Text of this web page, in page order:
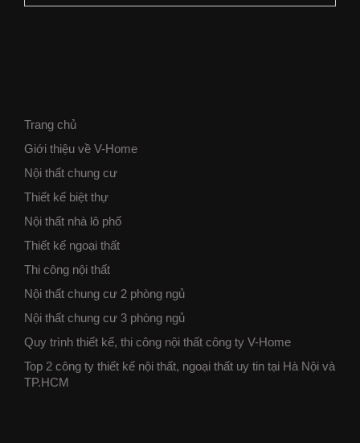
Trang chủ
Giới thiệu về V-Home
Nội thất chung cư
Thiết kế biệt thự
Nội thất nhà lô phố
Thiết kế ngoại thất
Thi công nội thất
Nội thất chung cư 2 phòng ngủ
Nội thất chung cư 3 phòng ngủ
Quy trình thiết kế, thi công nội thất công ty V-Home
Top 2 công ty thiết kế nội thất, ngoại thất uy tin tại Hà Nội và
TP.HCM